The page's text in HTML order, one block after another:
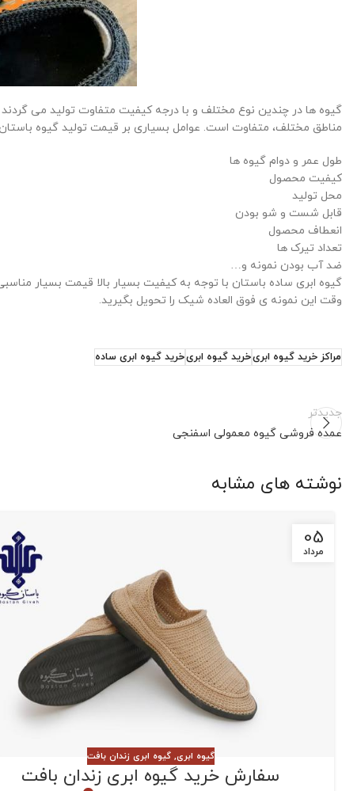
گیوه ها در چندین نوع مختلف و با درجه کیفیت متفاوت تولید می
مناطق مختلف، متفاوت است. عوامل بسیاری بر قیمت تولید گیوه باستان
طول عمر و دوام گیوه ها
کیفیت محصول
محل تولید
قابل شست و شو بودن
انعطاف محصول
تعداد تیرک ها
ضد آب بودن نمونه و…
گیوه ابری ساده باستان با توجه به کیفیت بسیار بالا قیمت بسیار
وقت این نمونه ی فوق العاده شیک را تحویل بگیرید.
مراکز خرید گیوه ابریخرید گیوه ابریخرید گیوه ابری ساده
جدیدتر
عمده فروشی گیوه معمولی اسفنجی
نوشته های مشابه
05
مرداد
گیوه ابری,گیوه ابری زندان بافت
سفارش خرید گیوه ابری زندان بافت